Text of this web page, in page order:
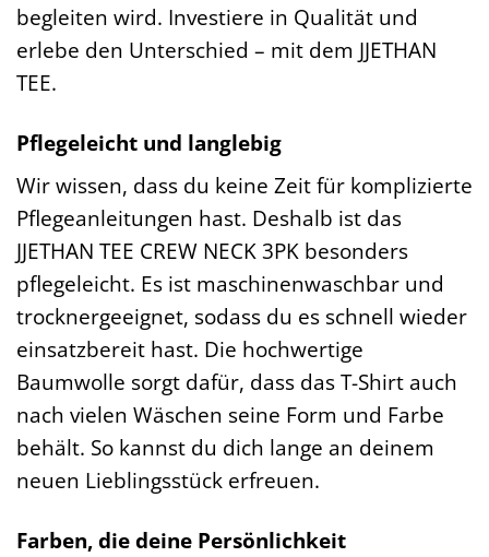
begleiten wird. Investiere in Qualität und
erlebe den Unterschied – mit dem JJETHAN
TEE.
Pflegeleicht und langlebig
Wir wissen, dass du keine Zeit für komplizierte
Pflegeanleitungen hast. Deshalb ist das
JJETHAN TEE CREW NECK 3PK besonders
pflegeleicht. Es ist maschinenwaschbar und
trocknergeeignet, sodass du es schnell wieder
einsatzbereit hast. Die hochwertige
Baumwolle sorgt dafür, dass das T-Shirt auch
nach vielen Wäschen seine Form und Farbe
behält. So kannst du dich lange an deinem
neuen Lieblingsstück erfreuen.
Farben, die deine Persönlichkeit